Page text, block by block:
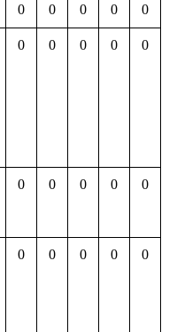
0 0 0 0 0
0 0 0 0 0
0 0 0 0 0
0 0 0 0 0